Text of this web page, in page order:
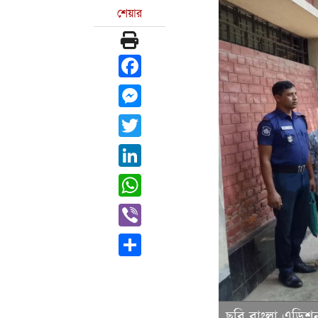
শেয়ার
Facebook
Messenger
Twitter
LinkedIn
WhatsApp
Viber
Share